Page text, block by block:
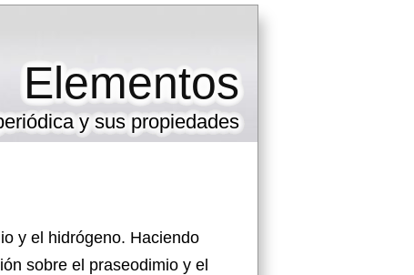
Elementos
y sus propiedades
y el hidrógeno. Haciendo
sobre el praseodimio y el